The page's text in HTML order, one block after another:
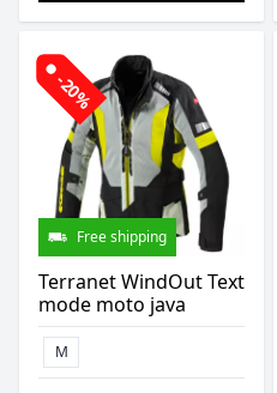
-20%
Free shipping
Terranet WindOut Text
mode moto java
M